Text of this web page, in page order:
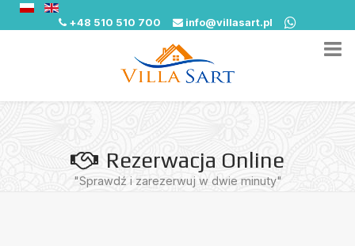
+48 510 510 700 info@villasart.pl
Rezerwacja Online
"Sprawdź i zarezerwuj w dwie minuty"